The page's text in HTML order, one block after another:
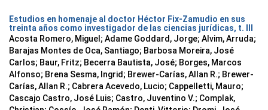
Estudios en homenaje al doctor Héctor Fix-Zamudio en sus
treinta años como investigador de las ciencias jurídicas, t. III
Acosta Romero, Miguel; Adame Goddard, Jorge; Alvim, Arruda;
Barajas Montes de Oca, Santiago; Barbosa Moreira, José
Carlos; Baur, Fritz; Becerra Bautista, José; Borges, Marcos
Alfonso; Brena Sesma, Ingrid; Brewer-Carías, Allan R.; Brewer-
Carías, Allan R.; Cabrera Acevedo, Lucio; Cappelletti, Mauro;
Cascajo Castro, José Luis; Castro, Juventino V.; Complak,